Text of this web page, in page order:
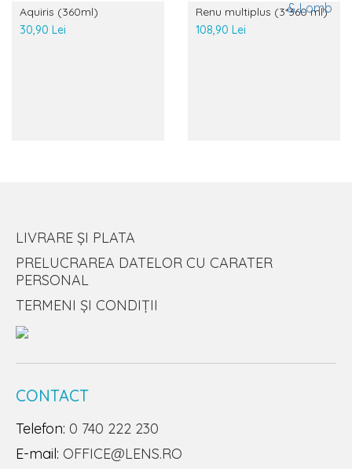
Aquiris (360ml)
30,90 Lei
Renu multiplus (3*360 ml)
108,90 Lei
LIVRARE ȘI PLATA
PRELUCRAREA DATELOR CU CARATER
PERSONAL
TERMENI ȘI CONDIȚII
CONTACT
Telefon: 0 740 222 230
E-mail: OFFICE@LENS.RO